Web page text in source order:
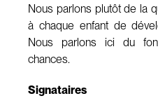
Nous parlons plutôt de la
à chaque enfant de
Nous parlons ici du
chances.
Signataires